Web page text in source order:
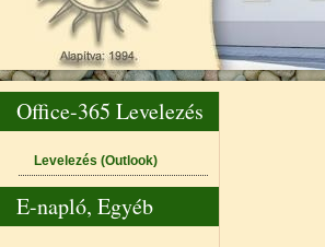
Office-365 Levelezés
Levelezés (Outlook)
E-napló, Egyéb